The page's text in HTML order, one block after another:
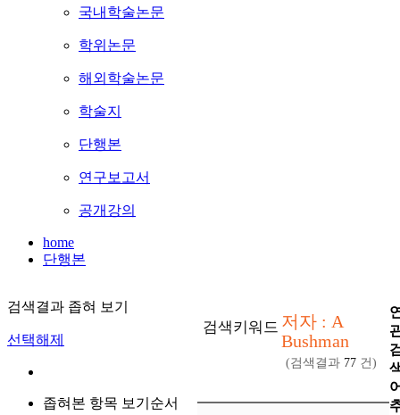
국내학술논문
학위논문
해외학술논문
학술지
단행본
연구보고서
공개강의
home
단행본
검색결과 좁혀 보기
선택해제
좁혀본 항목 보기순서
검색키워드 저자 : A
Bushman
(검색결과 77 건)